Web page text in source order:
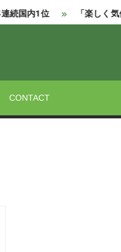
国内1位 「楽しく気候
CONTACT